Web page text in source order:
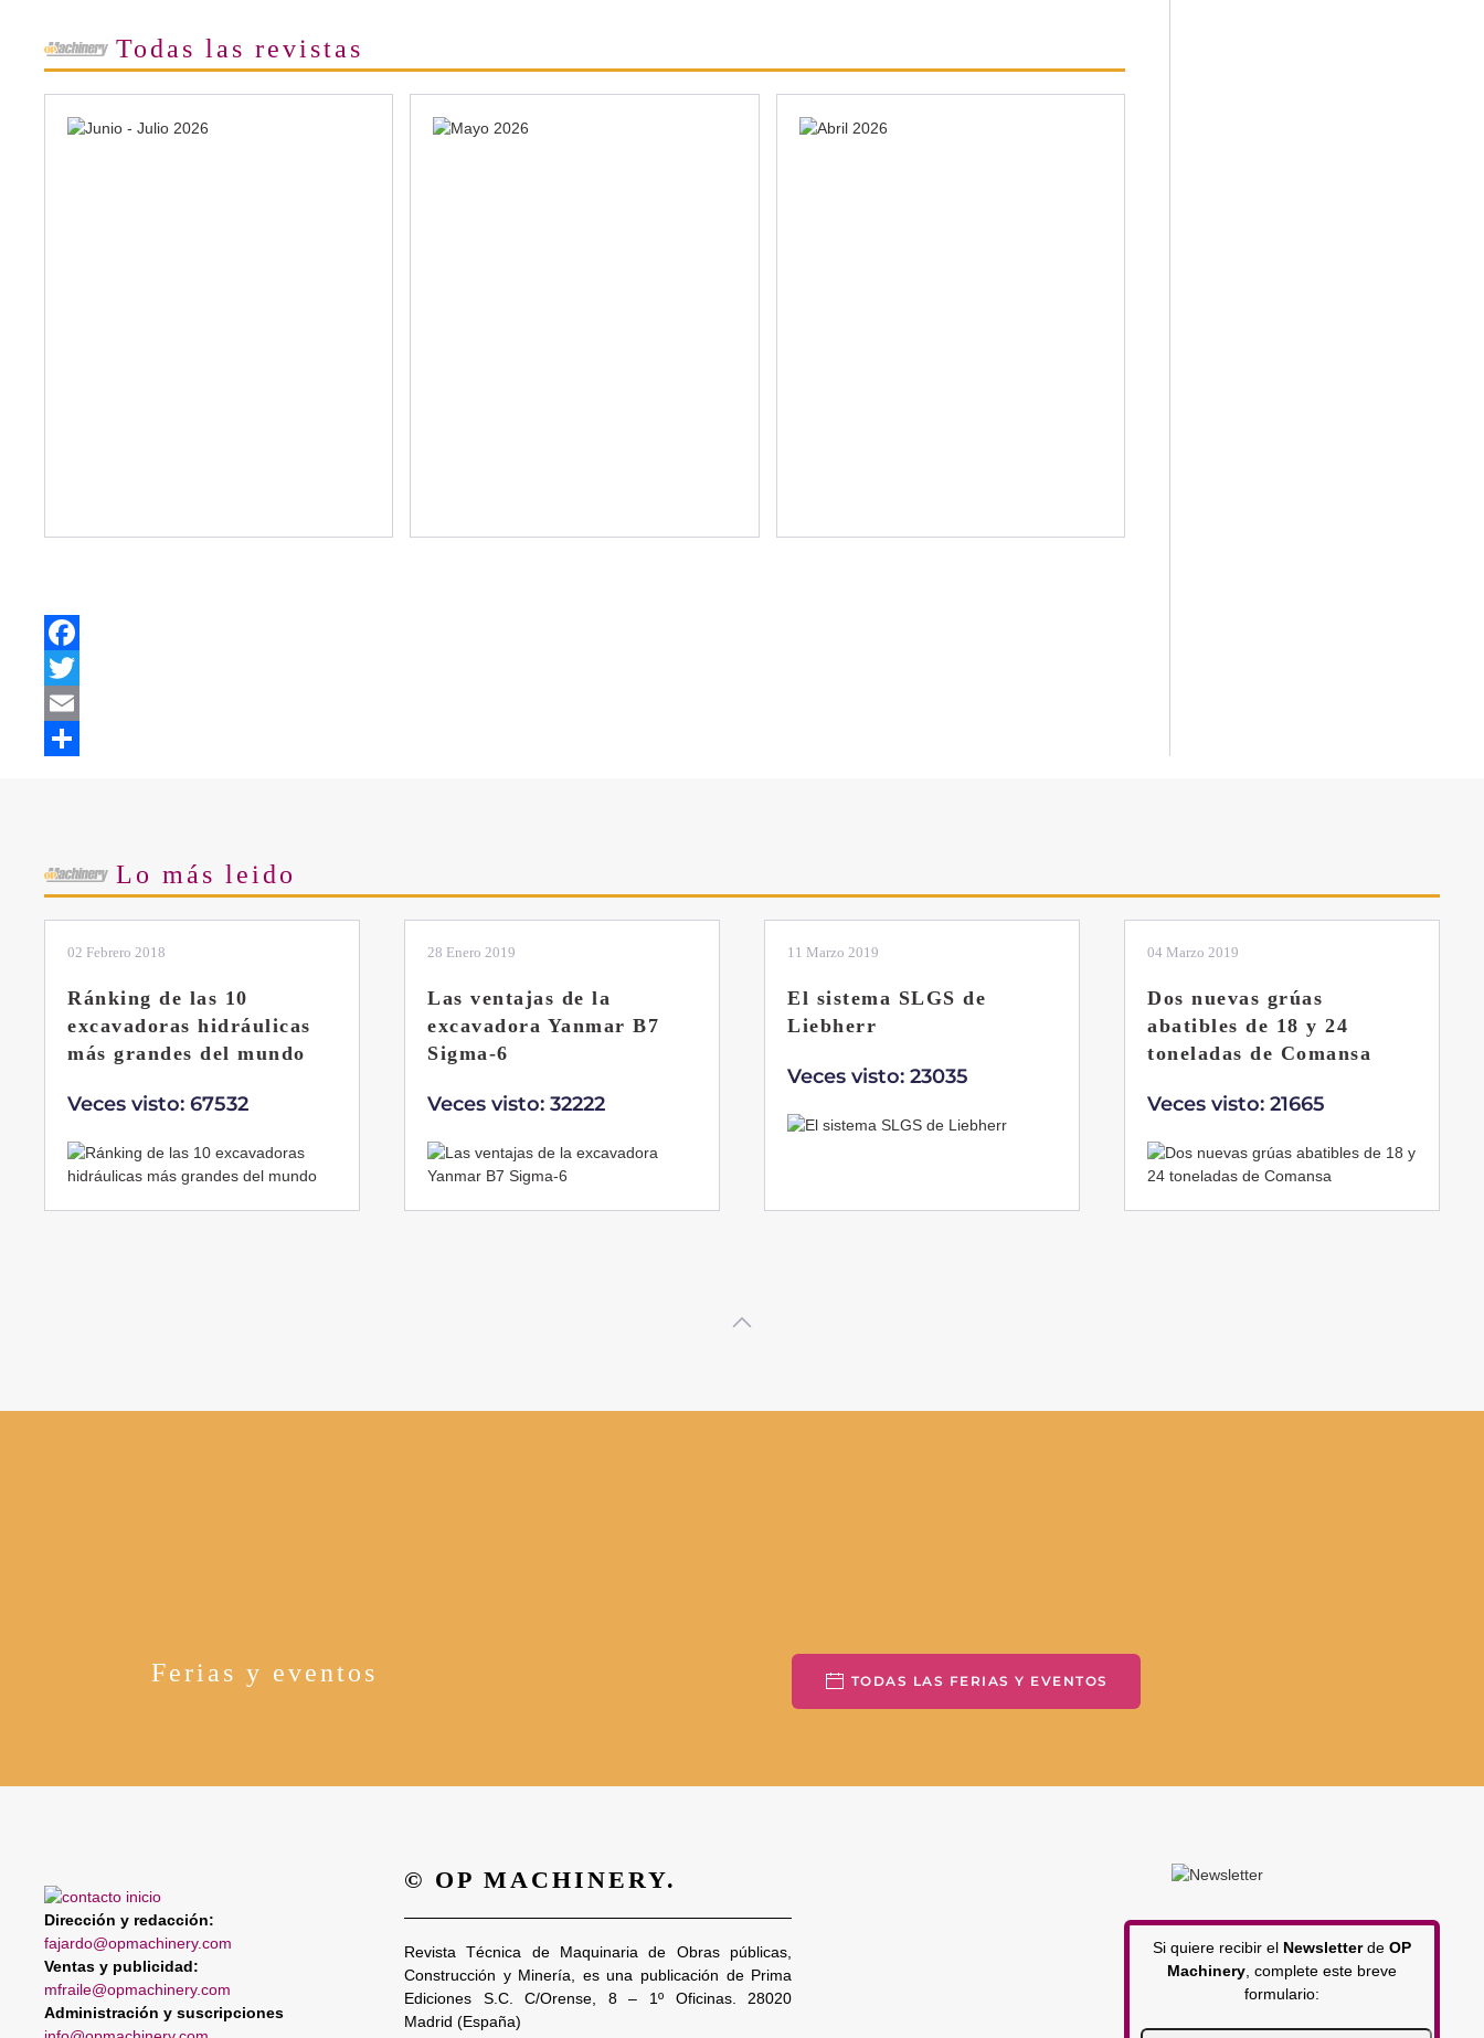
Todas las revistas
Facebook
Twitter
Email
Lo más leido
28 Enero 2019
Las ventajas de la
excavadora Yanmar B7
Sigma-6
Veces visto: 32222
11 Marzo 2019
El sistema SLGS de
Liebherr
04 Marzo 2019
Dos nuevas grúas
abatibles de 18 y 24
01 Febrero 2019
La botella aún no está
llena
Ferias y eventos TODAS LAS FERIAS Y EVENTOS
Dirección y redacción:
fajardo@opmachinery.com
Ventas y publicidad:
mfraile@opmachinery.com
Administración y suscripciones
© OP MACHINERY.
Revista Técnica de Maquinaria de Obras públicas,
Construcción y Minería, es una publicación de Prima
Ediciones S.C. C/Orense, 8 – 1º Oficinas. 28020
Madrid (España)
Si quiere recibir el Newsletterde OP
Machinery , complete este breve
formulario: